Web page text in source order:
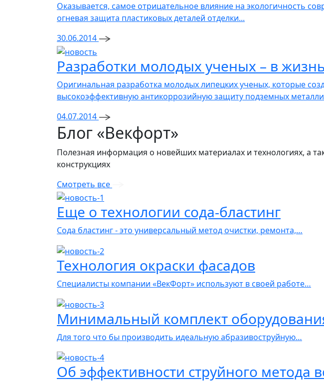
Оказывается, самое отрицательное влияние на экологичность
огневая защита пластиковых деталей отделки...
30.06.2014
Разработки молодых ученых – в
Оригинальная разработка молодых липецких ученых, которые
высокоэффективную антикоррозийную защиту подземных
04.07.2014
Блог «Векфорт»
Полезная информация о новейших материалах и технологиях, а
конструкциях
Смотреть все
Еще о технологии сода-бластинг
Сода бластинг - это универсальный метод очистки, ремонта,…
Технология окраски фасадов
Специалисты компании «ВекФорт» используют в своей работе…
Минимальный комплект
Для того что бы производить идеальную абразивоструйную…
Об эффективности струйного метода